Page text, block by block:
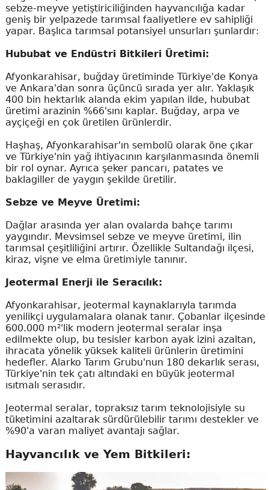
sebze-meyve yetiştiriciliğinden hayvancılığa kadar
geniş bir yelpazede tarımsal faaliyetlere ev sahipliği
yapar. Başlıca tarımsal potansiyel unsurları şunlardır:
Hububat ve Endüstri Bitkileri Üretimi:
Afyonkarahisar, buğday üretiminde Türkiye'de Konya
ve Ankara'dan sonra üçüncü sırada yer alır. Yaklaşık
400 bin hektarlık alanda ekim yapılan ilde, hububat
üretimi arazinin %66'sını kaplar. Buğday, arpa ve
ayçiçeği en çok üretilen ürünlerdir.
Haşhaş, Afyonkarahisar'ın sembolü olarak öne çıkar
ve Türkiye'nin yağ ihtiyacının karşılanmasında önemli
bir rol oynar. Ayrıca şeker pancarı, patates ve
baklagiller de yaygın şekilde üretilir.
Sebze ve Meyve Üretimi:
Dağlar arasında yer alan ovalarda bahçe tarımı
yaygındır. Mevsimsel sebze ve meyve üretimi, ilin
tarımsal çeşitliliğini artırır. Özellikle Sultandağı ilçesi,
kiraz, vişne ve elma üretimiyle tanınır.
Jeotermal Enerji ile Seracılık:
Afyonkarahisar, jeotermal kaynaklarıyla tarımda
yenilikçi uygulamalara olanak tanır. Çobanlar ilçesinde
600.000 m²'lik modern jeotermal seralar inşa
edilmekte olup, bu tesisler karbon ayak izini azaltan,
ihracata yönelik yüksek kaliteli ürünlerin üretimini
hedefler. Alarko Tarım Grubu'nun 180 dekarlık serası,
Türkiye'nin tek çatı altındaki en büyük jeotermal
ısıtmalı serasıdır.
Jeotermal seralar, topraksız tarım teknolojisiyle su
tüketimini azaltarak sürdürülebilir tarımı destekler ve
%90'a varan maliyet avantajı sağlar.
Hayvancılık ve Yem Bitkileri: